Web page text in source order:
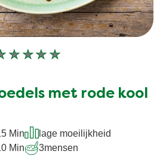
Geen
voor met rode kool
Min
lage moeilijkheid
Min
3mensen